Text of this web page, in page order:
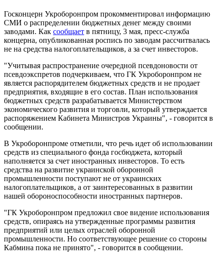
Госконцерн Укроборонпром прокомментировал информацию
СМИ о распределении бюджетных денег между своими
заводами. Как сообщает в пятницу, 3 мая, пресс-служба
концерна, опубликованная роспись по заводам рассчитвалась
не на средства налогоплательщиков, а за счет инвесторов.
"Учитывая распространение очередной псевдоновости от
псевдоэкспретов подчеркиваем, что ГК Укроборонпром не
является распорядителем бюджетных средств и не продает
предприятия, входящие в его состав. План использования
бюджетных средств разрабатывается Министерством
экономического развития и торговли, который утверждается
распоряжением Кабинета Министров Украины", - говорится в
сообщении.
В Укроборонпроме отметили, что речь идет об использовании
средств из специального фонда госбюджета, который
наполняется за счет иностранных инвесторов. То есть
средства на развитие украинской оборонной
промышленности поступают не от украинских
налогоплательщиков, а от заинтересованных в развитии
нашей обороноспособности иностранных партнеров.
"ГК Укроборонпром предложил свое видение использования
средств, опираясь на утвержденные программы развития
предприятий или целых отраслей оборонной
промышленности. Но соответствующее решение со стороны
Кабмина пока не принято", - говорится в сообщении.